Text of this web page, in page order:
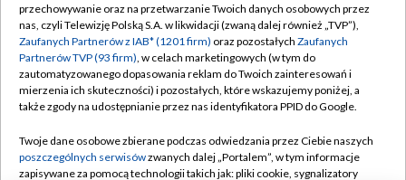
Abonament TVP
Emisja w TVP
Centrum informacji TVP
Naziemna Telewizja Cyfrowa
Rada Programowa
Regulamin TVP
Polityka prywatności
Moje zgody
Pomoc
Kontakt
przechowywanie oraz na przetwarzanie Twoich danych osobowych przez
nas, czyli Telewizję Polską S.A. w likwidacji (zwaną dalej również „TVP”),
Zaufanych Partnerów z IAB* (1201 firm) oraz pozostałych Zaufanych
Partnerów TVP (93 firm), w celach marketingowych (w tym do
zautomatyzowanego dopasowania reklam do Twoich zainteresowań i
mierzenia ich skuteczności) i pozostałych, które wskazujemy poniżej, a
także zgody na udostępnianie przez nas identyfikatora PPID do Google.
Twoje dane osobowe zbierane podczas odwiedzania przez Ciebie naszych
poszczególnych serwisówzwanych dalej „Portalem”, w tym informacje
zapisywane za pomocą technologii takich jak: pliki cookie, sygnalizatory